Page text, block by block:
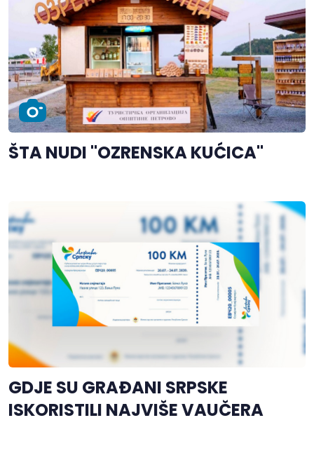
ŠTA NUDI "OZRENSKA KUĆICA"
GDJE SU GRAĐANI SRPSKE
ISKORISTILI NAJVIŠE VAUČERA